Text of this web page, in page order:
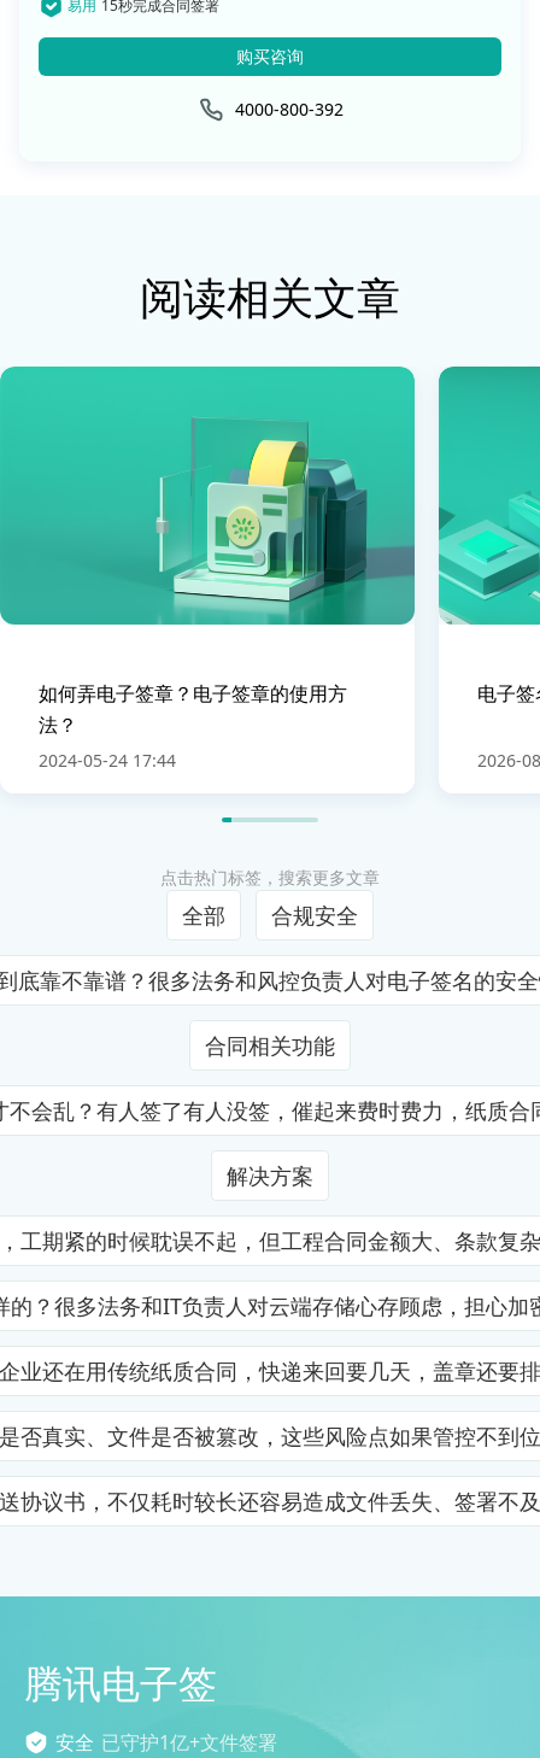
易用 15秒完成合同签署
购买咨询
4000-800-392
阅读相关文章
如何弄电子签章？电子签章的使用方
法？
2024-05-24 17:44
电子
2026-
点击热门标签，搜索更多文章
全部 合规安全
靠不靠谱？很多法务和风控负责人对电子签名的
合同相关功能
会乱？有人签了有人没签，催起来费时费力，纸质
解决方案
期紧的时候耽误不起，但工程合同金额大、条款
很多法务和IT负责人对云端存储心存顾虑，担
还在用传统纸质合同，快递来回要几天，盖章还
真实、文件是否被篡改，这些风险点如果管控不
议书，不仅耗时较长还容易造成文件丢失、签署
腾讯电子签
安全 已守护1亿+文件签署